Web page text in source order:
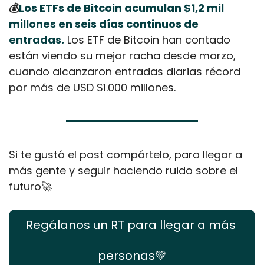
💰Los ETFs de Bitcoin acumulan $1,2 mil
millones en seis días continuos de
entradas. Los ETF de Bitcoin han contado
están viendo su mejor racha desde marzo,
cuando alcanzaron entradas diarias récord
por más de USD $1.000 millones.
Si te gustó el post compártelo, para llegar a
más gente y seguir haciendo ruido sobre el
futuro🚀
Regálanos un RT para llegar a más
personas💚